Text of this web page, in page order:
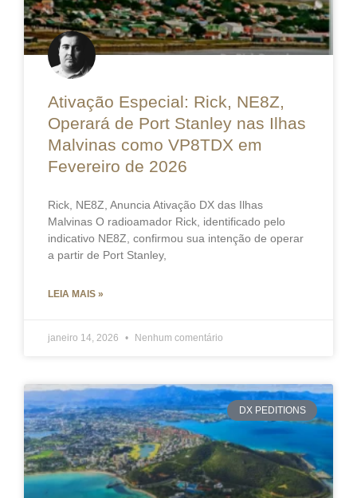
Ativação Especial: Rick, NE8Z,
Operará de Port Stanley nas Ilhas
Malvinas como VP8TDX em
Fevereiro de 2026
Rick, NE8Z, Anuncia Ativação DX das Ilhas
Malvinas O radioamador Rick, identificado pelo
indicativo NE8Z, confirmou sua intenção de operar
a partir de Port Stanley,
LEIA MAIS »
janeiro 14, 2026 Nenhum comentário
DX PEDITIONS